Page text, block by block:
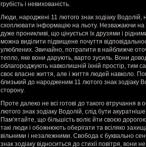
грубість і невихованість.
Люди, народжені 11 лютого знак зодіаку Водолій,
схоплювати інформацію на льоту. Незважаючи на
дуже проникливі, що цінується їх друзями і
можна виділити підвищене почуття
улюблених. Звичайно, потрапити в найближче
тепло, яке вони дарують, варто зусиль. Вони
облагороджують навколишній їхній простір, тим
своє власне життя, але і життя людей навколо.
близький до народженим 11 лютого знак зодіаку
сторону.
Проте далеко не всі готові до такого втручання
лютого знак зодіаку Водолій, слід бути
Пам’ятайте, що більшість воліє йти своєю
такі люди і обожнюють оберігати та всіляко
вільними і незалежними. Свобода є буквально
знак зодіаку відноситься до стихії повітря,